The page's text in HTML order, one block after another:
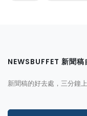
NEWSBUFFET 新聞稿
新聞稿的好去處，三分鐘